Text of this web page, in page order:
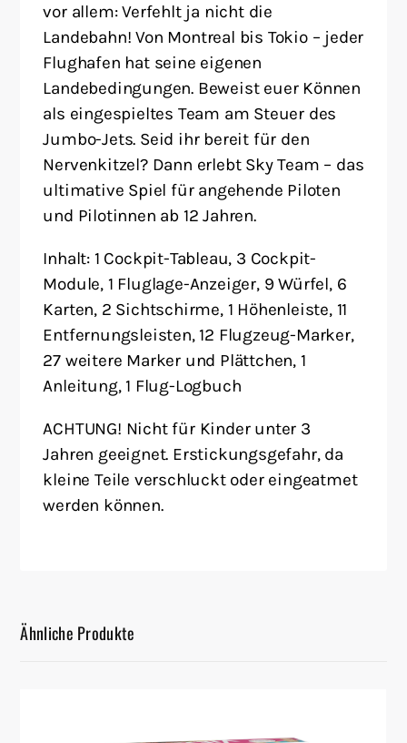
vor allem: Verfehlt ja nicht die
Landebahn! Von Montreal bis Tokio – jeder
Flughafen hat seine eigenen
Landebedingungen. Beweist euer Können
als eingespieltes Team am Steuer des
Jumbo-Jets. Seid ihr bereit für den
Nervenkitzel? Dann erlebt Sky Team – das
ultimative Spiel für angehende Piloten
und Pilotinnen ab 12 Jahren.
Inhalt: 1 Cockpit-Tableau, 3 Cockpit-
Module, 1 Fluglage-Anzeiger, 9 Würfel, 6
Karten, 2 Sichtschirme, 1 Höhenleiste, 11
Entfernungsleisten, 12 Flugzeug-Marker,
27 weitere Marker und Plättchen, 1
Anleitung, 1 Flug-Logbuch
ACHTUNG! Nicht für Kinder unter 3
Jahren geeignet. Erstickungsgefahr, da
kleine Teile verschluckt oder eingeatmet
werden können.
Ähnliche Produkte